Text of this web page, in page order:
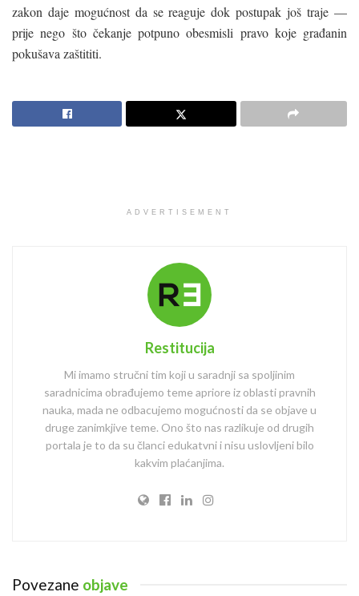
zakon daje mogućnost da se reaguje dok postupak još traje —
prije nego što čekanje potpuno obesmisli pravo koje građanin
pokušava zaštititi.
ADVERTISEMENT
Restitucija
Mi imamo stručni tim koji u saradnji sa spoljinim
saradnicima obrađujemo teme apriore iz oblasti pravnih
nauka, mada ne odbacujemo mogućnosti da se objave u
druge zanimkjive teme. Ono što nas razlikuje od drugih
portala je to da su članci edukatvni i nisu uslovljeni bilo
kakvim plaćanjima.
Povezane objave